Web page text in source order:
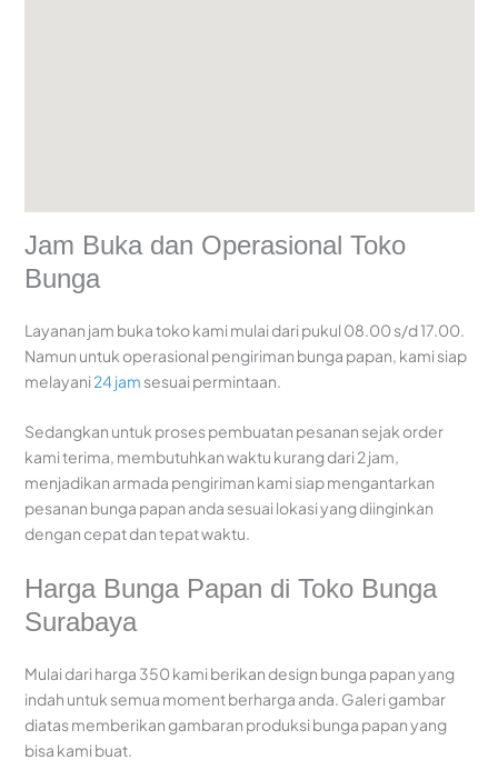
Jam Buka dan Operasional Toko
Bunga
Layanan jam buka toko kami mulai dari pukul 08.00 s/d 17.00.
Namun untuk operasional pengiriman bunga papan, kami siap
melayani 24 jam sesuai permintaan.
Sedangkan untuk proses pembuatan pesanan sejak order
kami terima, membutuhkan waktu kurang dari 2 jam,
menjadikan armada pengiriman kami siap mengantarkan
pesanan bunga papan anda sesuai lokasi yang diinginkan
dengan cepat dan tepat waktu.
Harga Bunga Papan di Toko Bunga
Surabaya
Mulai dari harga 350 kami berikan design bunga papan yang
indah untuk semua moment berharga anda. Galeri gambar
diatas memberikan gambaran produksi bunga papan yang
bisa kami buat.